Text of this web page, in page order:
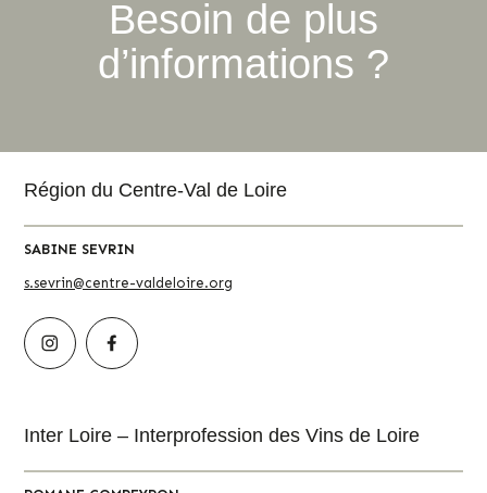
Besoin de plus
d’informations ?
Région du Centre-Val de Loire
SABINE SEVRIN
s.sevrin@centre-valdeloire.org
Inter Loire – Interprofession des Vins de Loire